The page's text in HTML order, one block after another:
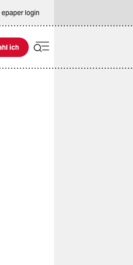
epaper login
ich